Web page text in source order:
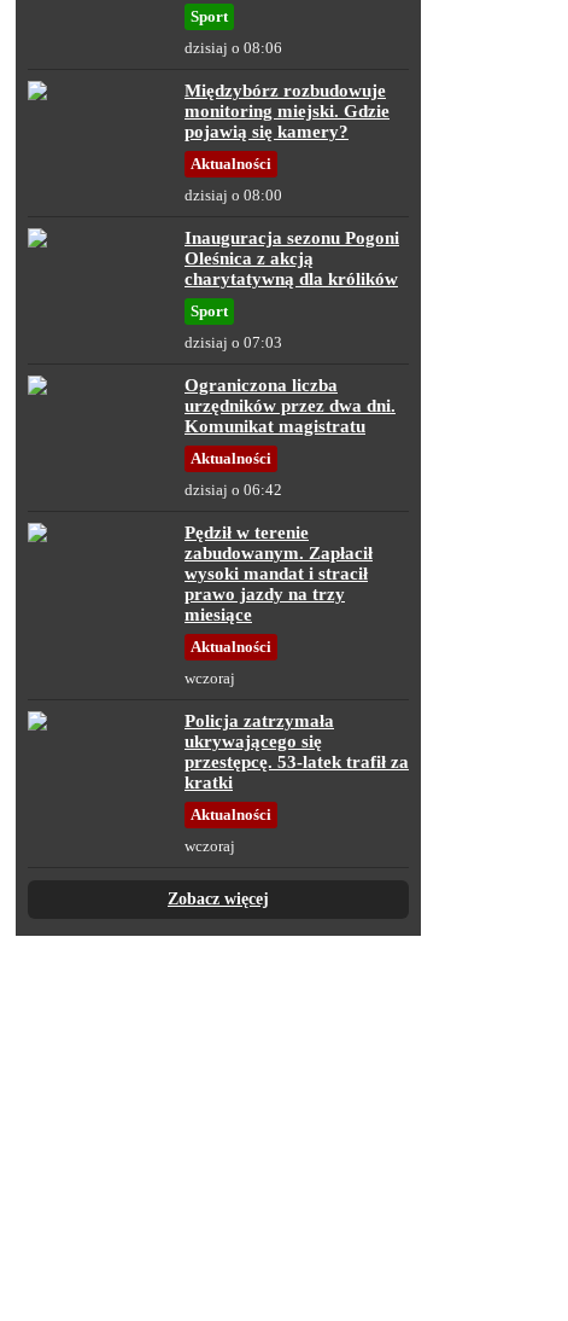
Sport
dzisiaj o 08:06
Międzybórz rozbudowuje
monitoring miejski. Gdzie
pojawią się kamery?
Aktualności
dzisiaj o 08:00
Inauguracja sezonu Pogoni
Oleśnica z akcją
charytatywną dla królików
Sport
dzisiaj o 07:03
Ograniczona liczba
urzędników przez dwa dni.
Komunikat magistratu
Aktualności
dzisiaj o 06:42
Pędził w terenie
zabudowanym. Zapłacił
wysoki mandat i stracił
prawo jazdy na trzy
miesiące
Aktualności
wczoraj
Policja zatrzymała
ukrywającego się
przestępcę. 53-latek trafił za
kratki
Aktualności
wczoraj
Zobacz więcej